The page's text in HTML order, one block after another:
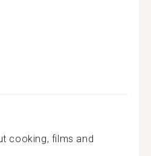
cooking, films and